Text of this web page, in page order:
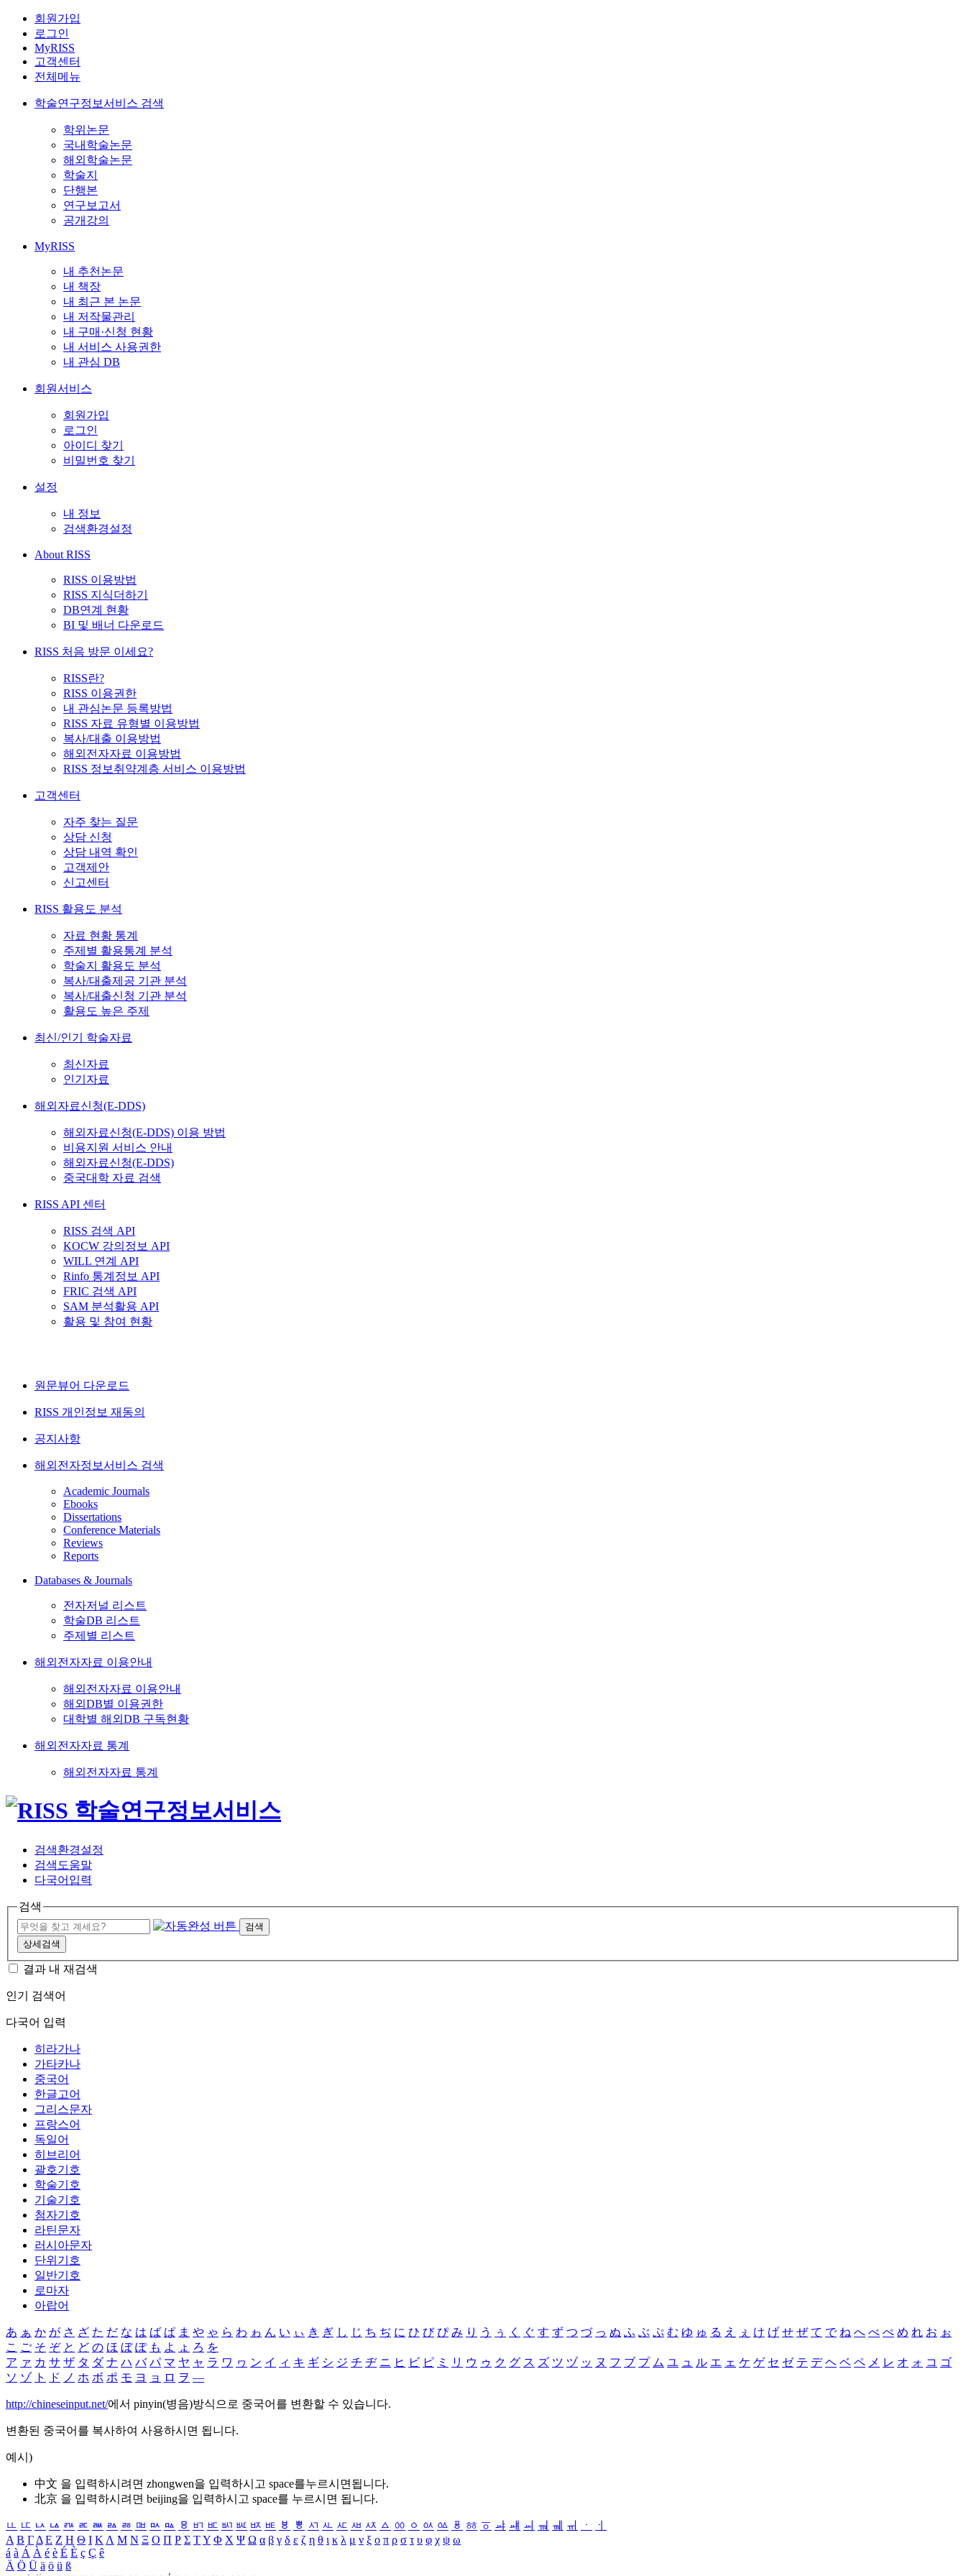
회원가입
로그인
MyRISS
고객센터
전체메뉴
학술연구정보서비스 검색
학위논문
국내학술논문
해외학술논문
학술지
단행본
연구보고서
공개강의
MyRISS
내 추천논문
내 책장
내 최근 본 논문
내 저작물관리
내 구매·신청 현황
내 서비스 사용권한
내 관심 DB
회원서비스
회원가입
로그인
아이디 찾기
비밀번호 찾기
설정
내 정보
검색환경설정
About RISS
RISS 이용방법
RISS 지식더하기
DB연계 현황
BI 및 배너 다운로드
RISS 처음 방문 이세요?
RISS란?
RISS 이용권한
내 관심논문 등록방법
RISS 자료 유형별 이용방법
복사/대출 이용방법
해외전자자료 이용방법
RISS 정보취약계층 서비스 이용방법
고객센터
자주 찾는 질문
상담 신청
상담 내역 확인
고객제안
신고센터
RISS 활용도 분석
자료 현황 통계
주제별 활용통계 분석
학술지 활용도 분석
복사/대출제공 기관 분석
복사/대출신청 기관 분석
활용도 높은 주제
최신/인기 학술자료
최신자료
인기자료
해외자료신청(E-DDS)
해외자료신청(E-DDS) 이용 방법
비용지원 서비스 안내
해외자료신청(E-DDS)
중국대학 자료 검색
RISS API 센터
RISS 검색 API
KOCW 강의정보 API
WILL 연계 API
Rinfo 통계정보 API
FRIC 검색 API
SAM 분석활용 API
활용 및 참여 현황
원문뷰어 다운로드
RISS 개인정보 재동의
공지사항
해외전자정보서비스 검색
Academic Journals
Ebooks
Dissertations
Conference Materials
Reviews
Reports
Databases & Journals
전자저널 리스트
학술DB 리스트
주제별 리스트
해외전자자료 이용안내
해외전자자료 이용안내
해외DB별 이용권한
대학별 해외DB 구독현황
해외전자자료 통계
해외전자자료 통계
검색환경설정
검색도움말
다국어입력
검색
검색
상세검색
결과 내 재검색
인기 검색어
다국어 입력
히라가나
가타카나
중국어
한글고어
그리스문자
프랑스어
독일어
히브리어
괄호기호
학술기호
기술기호
첨자기호
라틴문자
러시아문자
단위기호
일반기호
로마자
아랍어
あ ぁ か が さ ざ た だ な は ば ぱ ま や ゃ ら わ ゎ ん い ぃ き ぎ し じ ち ぢ に ひ び ぴ み り う ぅ く ぐ す ず つ づ っ ぬ ふ ぶ ぷ む ゆ ゅ る え ぇ け げ せ ぜ て で ね へ べ ぺ め れ お ぉ
こ ご そ ぞ と ど の ほ ぼ ぽ も よ ょ ろ を
ア ァ カ サ ザ タ ダ ナ ハ バ パ マ ヤ ャ ラ ワ ヮ ン イ ィ キ ギ シ ジ チ ヂ ニ ヒ ビ ピ ミ リ ウ ゥ ク グ ス ズ ツ ヅ ッ ヌ フ ブ プ ム ユ ュ ル エ ェ ケ ゲ セ ゼ テ デ ヘ ベ ペ メ レ オ ォ コ ゴ
ソ ゾ ト ド ノ ホ ボ ポ モ ヨ ョ ロ ヲ ―
http://chineseinput.net/에서 pinyin(병음)방식으로 중국어를 변환할 수 있습니다.
변환된 중국어를 복사하여 사용하시면 됩니다.
예시)
中文 을 입력하시려면 zhongwen을 입력하시고 space를누르시면됩니다.
北京 을 입력하시려면 beijing을 입력하시고 space를 누르시면 됩니다.
ㅥ ㅦ ㅧ ㅨ ㅩ ㅪ ㅫ ㅬ ㅭ ㅮ ㅯ ㅰ ㅱ ㅲ ㅳ ㅴ ㅵ ㅶ ㅷ ㅸ ㅹ ㅺ ㅻ ㅼ ㅽ ㅾ ㅿ ㆀ ㆁ ㆂ ㆃ ㆄ ㆅ ㆆ ㆇ ㆈ ㆉ ㆊ ㆋ ㆌ ㆍ
ㆎ
Α Β ΓΔ Ε Ζ Η Θ Ι ΚΛ Μ Ν Ξ Ο Π Ρ Σ ΤΥ Φ Χ Ψ Ω α β γ δ ε ζ η θ ι κ λ μ ν ξ ο π ρ σ τ υ φ χ ψ ω
á à Á À é è É È ç Ç ê
Ä Ö Ü ä ö ü ß